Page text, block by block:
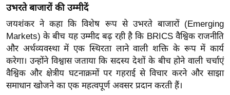
हि
त्य
ज
ग
त
ऑ
टो
उभरते बाजारों की उम्मीदें
जयशंकर ने कहा कि विशेष रूप से उभरते बाजारों (Emerging
Markets) के बीच यह उम्मीद बढ़ रही है कि BRICS वैश्विक राजनीति
और अर्थव्यवस्था में एक स्थिरता लाने वाली शक्ति के रूप में कार्य
करेगा। उन्होंने विश्वास जताया कि सदस्य देशों के बीच होने वाली चर्चाएं
वैश्विक और क्षेत्रीय घटनाक्रमों पर गहराई से विचार करने और साझा
समाधान खोजने का एक महत्वपूर्ण अवसर प्रदान करती हैं।